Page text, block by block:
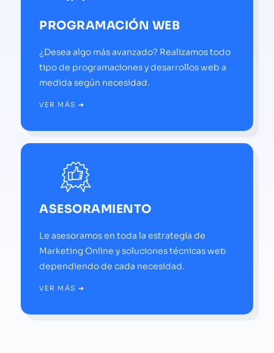
PROGRAMACIÓN WEB
¿Desea algo más avanzado? Realizamos todo
tipo de programaciones y desarrollos web a
medida según necesidad.
VER MÁS ➜
ASESORAMIENTO
Le asesoramos en toda la estrategía de
Marketing Online y soluciones técnicas web
dependiendo de cada necesidad.
VER MÁS ➜